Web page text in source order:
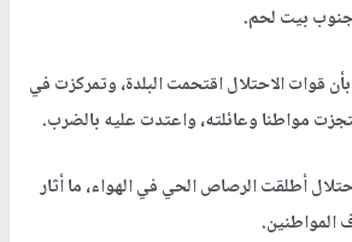
جنوب بيت لحم.
قوات الاحتلال اقتحمت البلدة، وتمركزت في
مواطنا وعائلته، واعتدت عليه بالضرب.
أطلقت الرصاص الحي في الهواء، ما أثار
المواطنين.